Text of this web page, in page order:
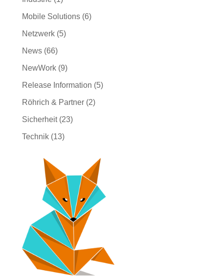
Mobile Solutions(6)
Netzwerk(5)
News(66)
NewWork(9)
Release Information (5)
Röhrich & Partner(2)
Sicherheit(23)
Technik(13)